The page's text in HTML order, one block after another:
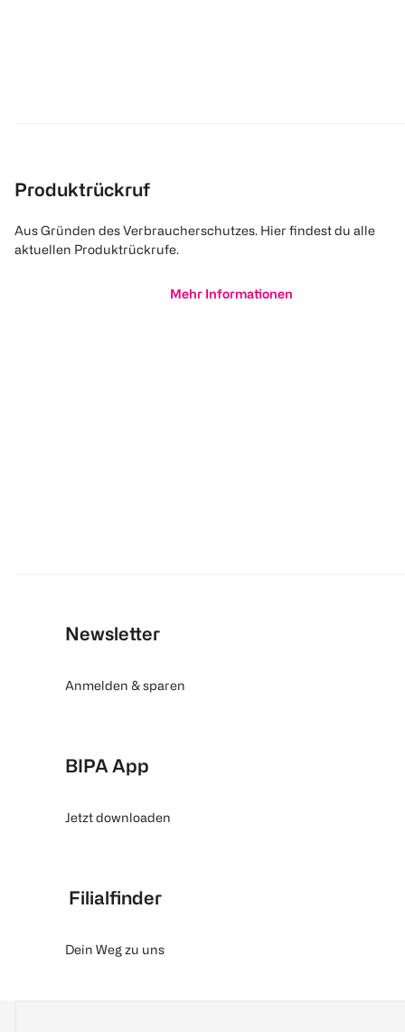
Produktrückruf
Aus Gründen des Verbraucherschutzes. Hier findest du alle
aktuellen Produktrückrufe.
Mehr Informationen
Newsletter
Anmelden & sparen
BIPA App
Jetzt downloaden
Filialfinder
Dein Weg zu uns